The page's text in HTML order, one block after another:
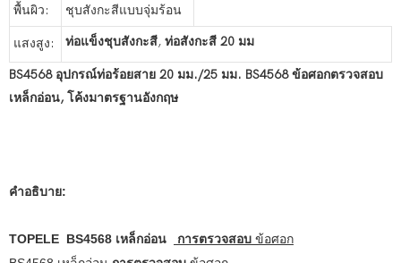
พื้นผิว: ชุบสังกะสีแบบจุ่มร้อน
แสงสูง: ท่อแข็งชุบสังกะสี, ท่อสังกะสี 20 มม
BS4568 อุปกรณ์ท่อร้อยสาย 20 มม./25 มม. BS4568 ข้อศอกตรวจสอบ
เหล็กอ่อน, โค้งมาตรฐานอังกฤษ
คำอธิบาย:
TOPELE BS4568 เหล็กอ่อน การตรวจสอบ ข้อศอก